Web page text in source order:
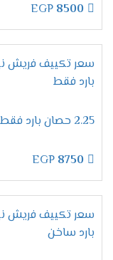
التطوير فى
وفرنا لكم
التى
تحدث فى
الانفراد
الجهاز
الان فى
بضبط الجهاز
للمستوى
النوم يقوم
8500
بارد فقط
2.25 حصان بارد فقط
8750
بارد ساخن